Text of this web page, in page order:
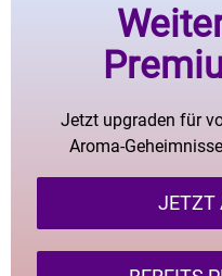
Jetzt upgraden für
Aroma-
JETZT